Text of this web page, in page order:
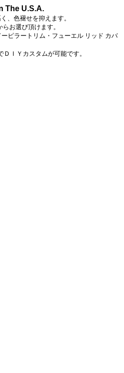
The U.S.A.
、色褪せを抑えます。
お選び頂けます。
ピラートリム・フューエル リッド カバ
ＩＹカスタムが可能です。